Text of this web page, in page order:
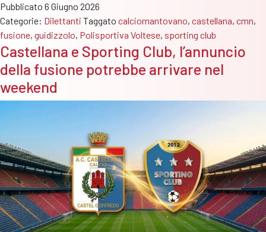
alla
fusione
fra
Castellana
e
Sporting
Club
Alto
Mantovano
Soccer
Academy
Pubblicato 6 Giugno 2026
Categorie: Dilettanti Taggato calciomantovano, castellana, cmn,
fusione, guidizzolo, Polisportiva Voltese, sporting club
Castellana e Sporting Club, l’annuncio
della fusione potrebbe arrivare nel
weekend